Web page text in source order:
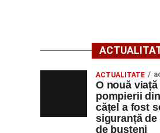
ACTUALITATE
O nouă
pompierii
cățel a fost
siguranță
de bușteni